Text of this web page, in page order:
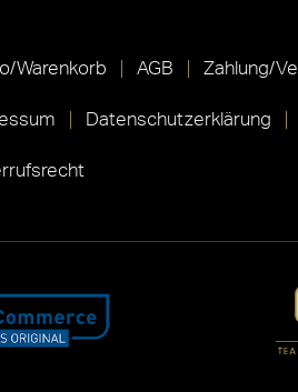
Warenkorb AGB Zahlung/
Datenschutzerklärung